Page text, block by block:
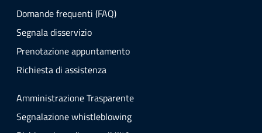
Domande frequenti (FAQ)
Segnala disservizio
Prenotazione appuntamento
Richiesta di assistenza
Amministrazione Trasparente
Segnalazione whistleblowing